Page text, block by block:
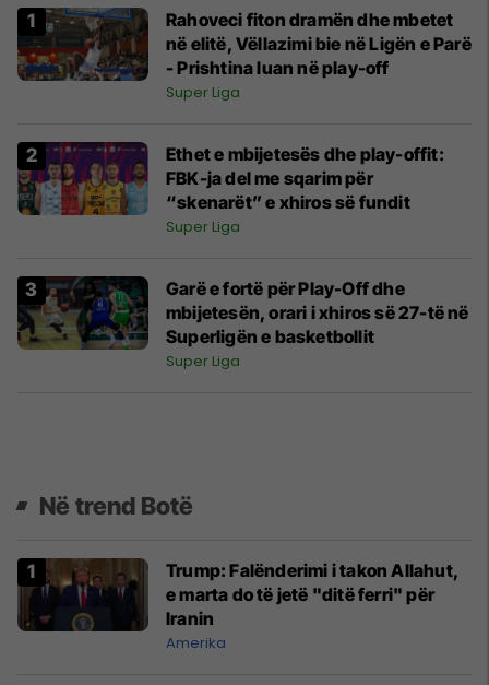
Rahoveci fiton dramën dhe mbetet
në elitë, Vëllazimi bie në Ligën e Parë
- Prishtina luan në play-off
Super Liga
Ethet e mbijetesës dhe play-offit:
FBK-ja del me sqarim për
“skenarët” e xhiros së fundit
Super Liga
Garë e fortë për Play-Off dhe
mbijetesën, orari i xhiros së 27-të në
Superligën e basketbollit
Super Liga
Në trend Botë
Trump: Falënderimi i takon Allahut,
e marta do të jetë "ditë ferri" për
Iranin
Amerika